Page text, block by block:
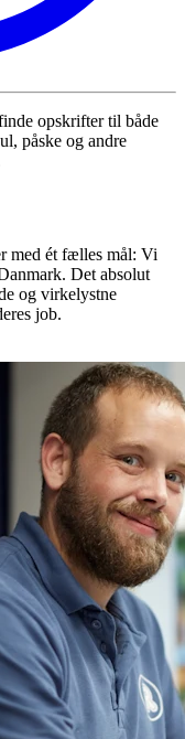
opskrifter til både
påske og andre
med ét fælles mål: Vi
Det absolut
og virkelystne
job.